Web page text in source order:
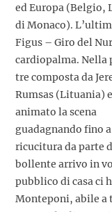
ed Europa (Belgio,
di Monaco).
Figus – Giro del
cardiopalma. Nella
tre composta da
Rumsas (Lituania)
animato la scena
guadagnando fino
ricucitura da parte
bollente arrivo in
pubblico di casa ci
Monteponi, abile a